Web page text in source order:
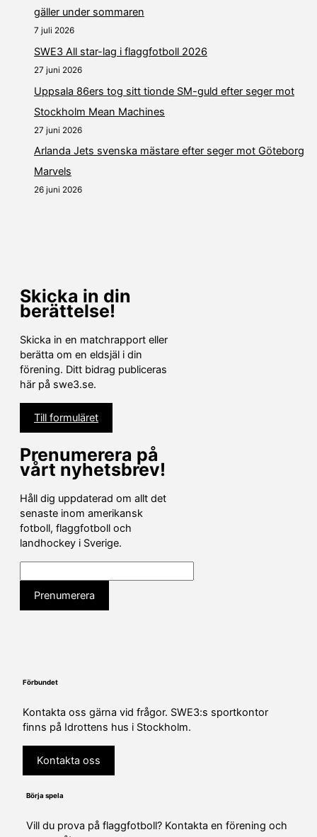
gäller under sommaren
7 juli 2026
SWE3 All star-lag i flaggfotboll 2026
27 juni 2026
Uppsala 86ers tog sitt tionde SM-guld efter seger mot
Stockholm Mean Machines
27 juni 2026
Arlanda Jets svenska mästare efter seger mot Göteborg
Marvels
26 juni 2026
Skicka in din
berättelse!
Skicka in en matchrapport eller
berätta om en eldsjäl i din
förening. Ditt bidrag publiceras
här på swe3.se.
Till formuläret
Prenumerera på
vårt nyhetsbrev!
Håll dig uppdaterad om allt det
senaste inom amerikansk
fotboll, flaggfotboll och
landhockey i Sverige.
Förbundet
Kontakta oss gärna vid frågor. SWE3:s sportkontor
finns på Idrottens hus i Stockholm.
Kontakta oss
Börja spela
Vill du prova på flaggfotboll? Kontakta en förening och